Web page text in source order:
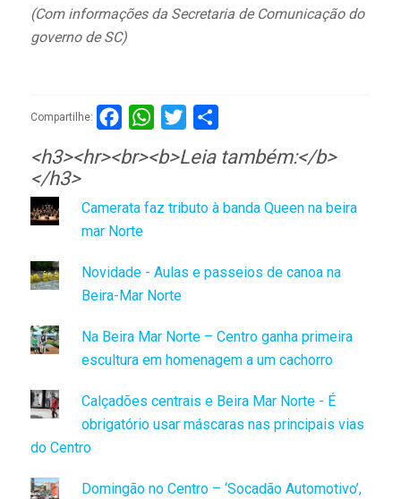
(Com informações da Secretaria de Comunicação do
governo de SC)
Compartilhe: FacebookWhatsApp
Twitter
<h3><hr><br><b>Leia também:</b>
</h3>
Camerata faz tributo à banda Queen na beira
mar Norte
Novidade - Aulas e passeios de canoa na
Beira-Mar Norte
Na Beira Mar Norte – Centro ganha primeira
escultura em homenagem a um cachorro
Calçadões centrais e Beira Mar Norte - É
obrigatório usar máscaras nas principais vias
do Centro
Domingão no Centro – ‘Socadão Automotivo’,